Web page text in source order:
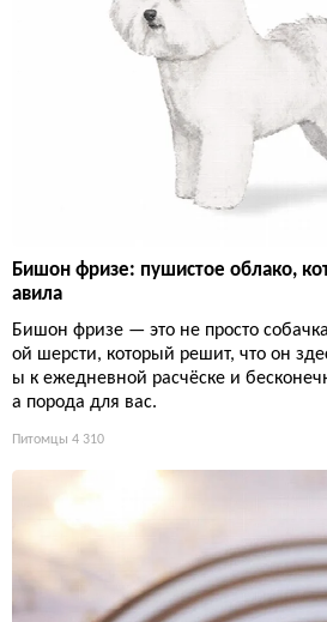
Бишон фризе: пушистое облако,
авила
Бишон фризе — это не просто
ой шерсти, который решит, что он
ы к ежедневной расчёске и
а порода для вас.
Питомцы 4 310